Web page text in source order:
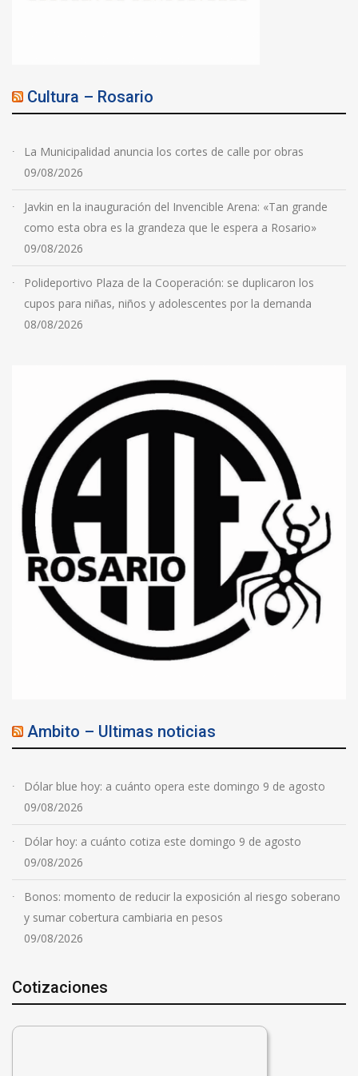
Cultura – Rosario
La Municipalidad anuncia los cortes de calle por obras
09/08/2026
Javkin en la inauguración del Invencible Arena: «Tan grande
como esta obra es la grandeza que le espera a Rosario»
09/08/2026
Polideportivo Plaza de la Cooperación: se duplicaron los
cupos para niñas, niños y adolescentes por la demanda
08/08/2026
Ambito – Ultimas noticias
Dólar blue hoy: a cuánto opera este domingo 9 de agosto
09/08/2026
Dólar hoy: a cuánto cotiza este domingo 9 de agosto
09/08/2026
Bonos: momento de reducir la exposición al riesgo soberano
y sumar cobertura cambiaria en pesos
09/08/2026
Cotizaciones